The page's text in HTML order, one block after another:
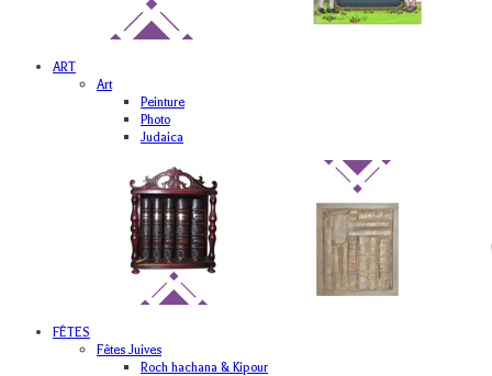
ART
Art
Peinture
Photo
Judaica
FÊTES
Fêtes Juives
Roch hachana & Kipour